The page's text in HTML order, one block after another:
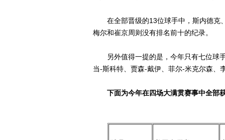
在全部晋级的13位球手中，斯内德克
梅尔和崔京周则没有排名前十的纪录。
另外值得一提的是，今年只有七位球手
当-斯科特、贾森-戴伊、菲尔-米克尔森、
下面为今年在四场大满贯赛事中全部